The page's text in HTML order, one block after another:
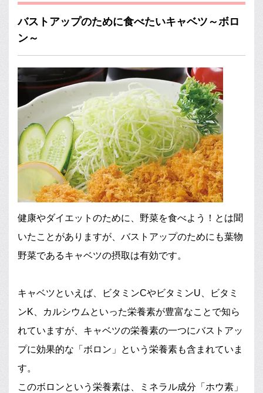
バストアップのために食べたいキャベツ～ボロ
ン～
健康やダイエットのために、野菜を食べよう！とは聞
いたことがありますが、バストアップのためにも葉物
野菜であるキャベツの摂取は有効です。
キャベツといえば、ビタミンCやビタミンU、ビタミ
ンK、カルシウムといった栄養素が豊富なことで知ら
れていますが、キャベツの栄養素の一つにバストアッ
プに効果的な「ボロン」という栄養素も含まれていま
す。
このボロンという栄養素は、ミネラル成分「ホウ素」